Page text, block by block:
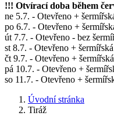
!!! Otvírací doba během
ne 5.7. - Otevřeno +
po 6.7. - Otevřeno +
út 7.7. - Otevřeno - bez
st 8.7. - Otevřeno +
čt 9.7. - Otevřeno +
pá 10.7. - Otevřeno +
so 11.7. - Otevřeno +
Úvodní stránka
Tiráž